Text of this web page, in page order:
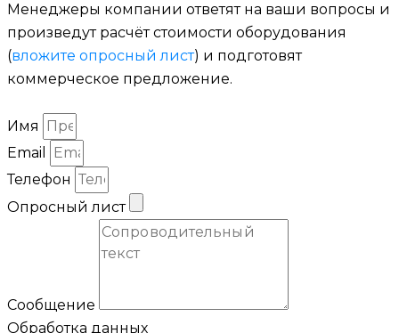
Менеджеры компании ответят на ваши вопросы и
произведут расчёт стоимости оборудования
(вложите опросный лист) и подготовят
коммерческое предложение.
Имя
Email
Телефон
Опросный лист
Сообщение
Обработка данных